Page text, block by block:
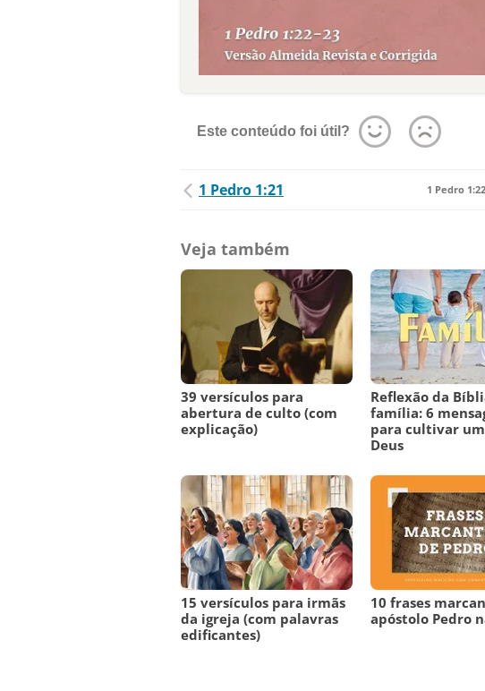
Este conteúdo foi útil?
1 Pedro 1:21 1 Pedro 1:22
Veja também
39 versículos para
abertura de culto (com
explicação)
Reflexão da
família: 6
para cultivar
Deus
15 versículos para irmãs
da igreja (com palavras
edificantes)
10 frases
apóstolo Pedro